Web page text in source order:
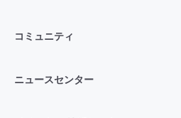
コミュニティ
ニュースセンター